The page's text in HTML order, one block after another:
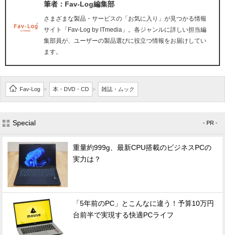
筆者：Fav-Log編集部
さまざまな製品・サービスの「お気に入り」が見つかる情報
サイト「Fav-Log by ITmedia」。各ジャンルに詳しい担当編
集部員が、ユーザーの製品選びに役立つ情報をお届けしてい
ます。
Fav-Log > 本・DVD・CD > 雑誌・ムック
Special - PR -
重量約999g、最新CPU搭載のビジネスPCの
実力は？
「5年前のPC」とこんなに違う！予算10万円
台前半で実現する快適PCライフ